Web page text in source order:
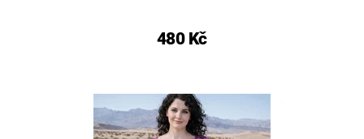
480 Kč